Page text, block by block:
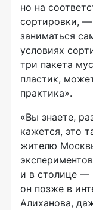
но на
сортировки,
заниматься
условиях
три пакета
пластик,
практика».
«Вы знаете,
кажется, это
жителю
и в столице —
он позже в
Алиханова,